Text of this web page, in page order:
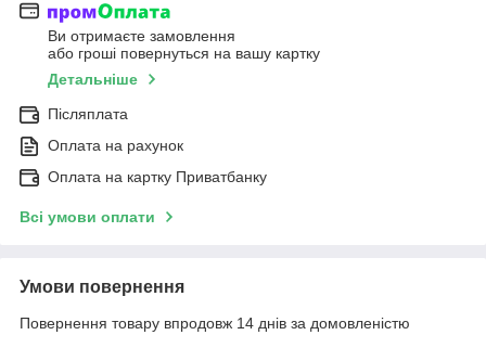
Ви отримаєте замовлення
або гроші повернуться на вашу картку
Детальніше
Післяплата
Оплата на рахунок
Оплата на картку Приватбанку
Всі умови оплати
Умови повернення
Повернення товару впродовж 14 днів за домовленістю